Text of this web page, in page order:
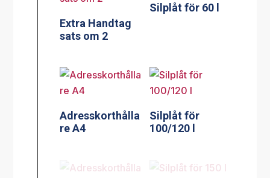
Extra Handtag
sats om 2
Silplåt för 60 l
Adresskorthålla
re A4
Silplåt för
100/120 l